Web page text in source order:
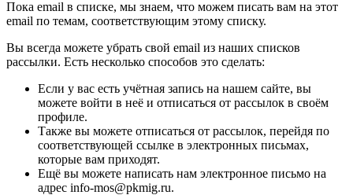
Пока email в списке, мы знаем, что можем писать вам на этот
email по темам, соответствующим этому списку.
Вы всегда можете убрать свой email из наших списков
рассылки. Есть несколько способов это сделать:
Если у вас есть учётная запись на нашем сайте, вы
можете войти в неё и отписаться от рассылок в своём
профиле.
Также вы можете отписаться от рассылок, перейдя по
соответствующей ссылке в электронных письмах,
которые вам приходят.
Ещё вы можете написать нам электронное письмо на
адрес info-mos@pkmig.ru.